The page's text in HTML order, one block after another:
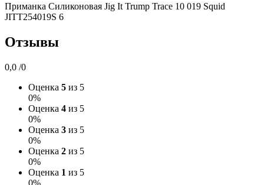
Приманка Силиконовая Jig It Trump Trace 10 019 Squid
JITT254019S 6
Отзывы
0,0 /0
Оценка 5 из 5
0%
Оценка 4 из 5
0%
Оценка 3 из 5
0%
Оценка 2 из 5
0%
Оценка 1 из 5
0%